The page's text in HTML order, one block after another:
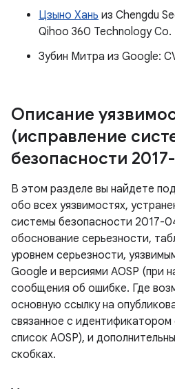
Цзыно Хань из Chengdu
Qihoo 360 Technology
Зубин Митра из Google:
Описание
(исправление
безопасности
В этом разделе вы найдете
обо всех уязвимостях,
системы безопасности 2017-
обоснование серьезности,
уровнем серьезности,
Google и версиями AOSP (при
сообщения об ошибке. Где
основную ссылку на
связанное с
список AOSP), и
скобках.